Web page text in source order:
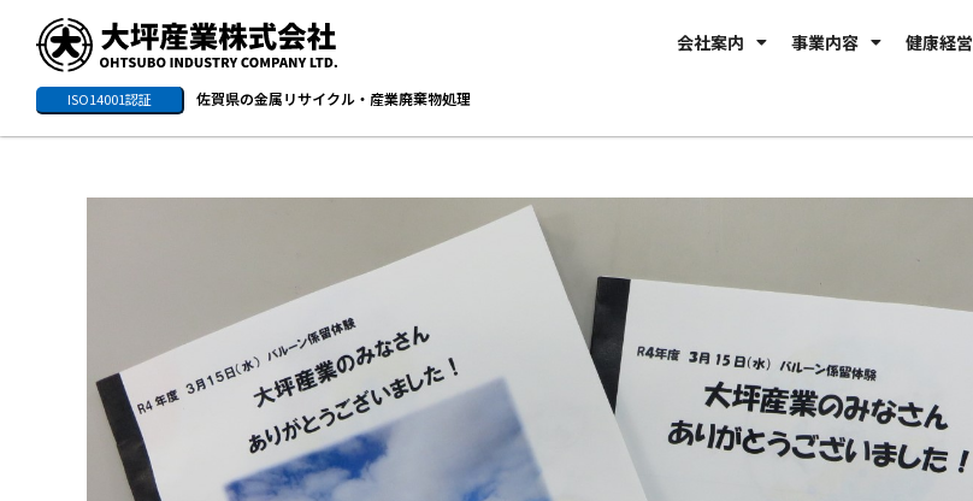
会社案内 事業内容 健康経営
ISO14001認証 佐賀県の金属リサイクル・産業廃棄物処理